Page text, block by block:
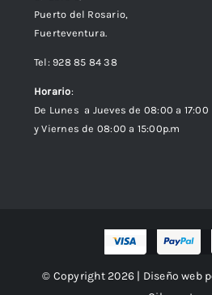
Puerto del Rosario,
Fuerteventura.
Tel: 928 85 84 38
Horario:
De Lunes a Jueves de 08:00 a 17:00
y Viernes de 08:00 a 15:00p.m
© Copyright 2026 | Diseño web